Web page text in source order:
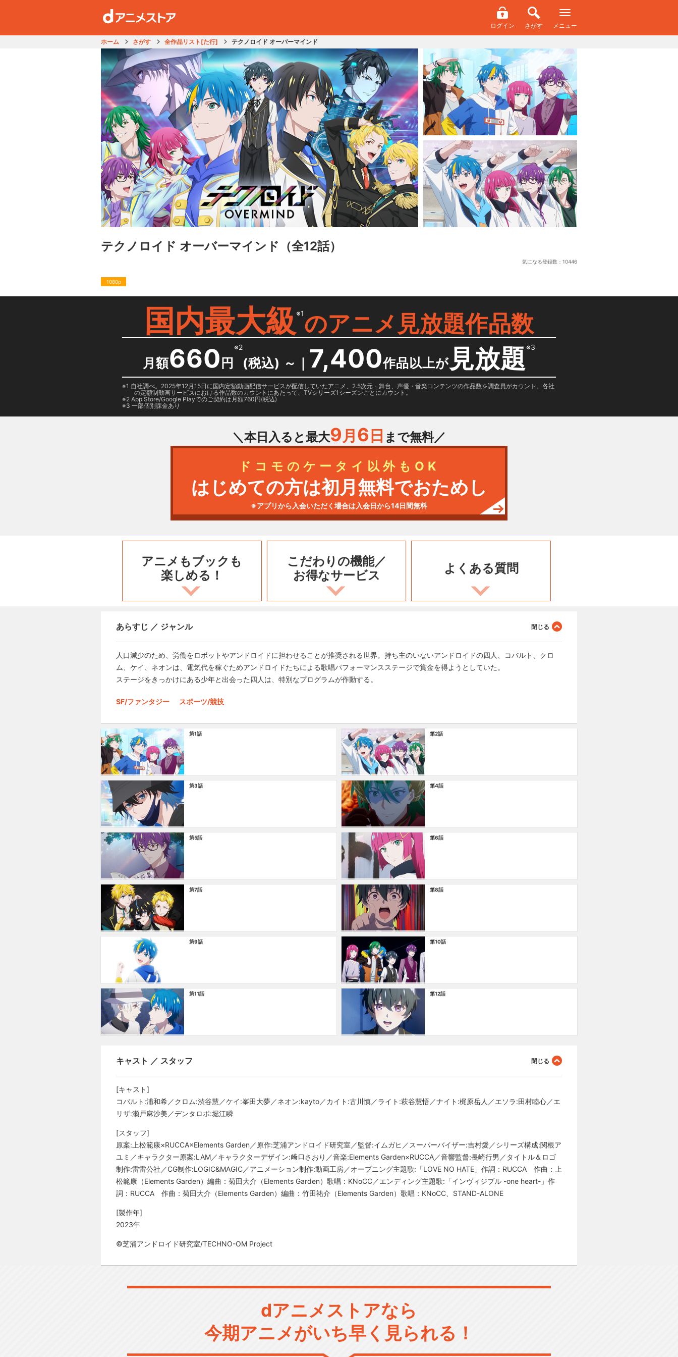
ログイン さがす メニュー
ホーム さがす 全作品リスト[た行] テクノロイド オーバーマインド
テクノロイド オーバーマインド （全12話）
気になる登録数： 10446
1080p
国内最大級 ※1のアニメ見放題作品数
月額660 円
※2
(税込) ～ ｜ 7,400作品以上が 見放題※3
1 自社調べ。2025年12月15日に国内定額動画配信サービスが配信していたアニメ、2.5次元・舞台、声優・音楽コンテンツの作品数を調査員がカウント。各社
の定額制動画サービスにおける作品数のカウントにあたって、TVシリーズ1シーズンごとにカウント。
2 App Store/Google Playでのご契約は月額760円(税込)
3 一部個別課金あり
＼本日入ると最大9月 6 日 まで無料／
ドコモのケータイ以外もOK
はじめての方は初月無料でおためし
※アプリから入会いただく場合は入会日から14日間無料
アニメもブックも
楽しめる！
こだわりの機能／
お得なサービス
よくある質問
あらすじ ／ ジャンル
人口減少のため、労働をロボットやアンドロイドに担わせることが推奨される世界。持ち主のいないアンドロイドの四人、コバルト、クロ
ム、ケイ、ネオンは、電気代を稼ぐためアンドロイドたちによる歌唱パフォーマンスステージで賞金を得ようとしていた。
ステージをきっかけにある少年と出会った四人は、特別なプログラムが作動する。
SF/ファンタジー スポーツ/競技
第1話 第2話
第3話 第4話
第5話 第6話
第7話 第8話
第9話 第10話
第11話 第12話
キャスト ／ スタッフ
[キャスト]
コバルト:浦和希／クロム:渋谷慧／ケイ:峯田大夢／ネオン:kayto／カイト:古川慎／ライト:萩谷慧悟／ナイト:梶原岳人／エソラ:田村睦心／エ
リザ:瀬戸麻沙美／デンタロボ:堀江瞬
[スタッフ]
原案:上松範康×RUCCA×Elements Garden／原作:芝浦アンドロイド研究室／監督:イムガヒ／スーパーバイザー:吉村愛／シリーズ構成:関根ア
ユミ／キャラクター原案:LAM／キャラクターデザイン:﨑口さおり／音楽:Elements Garden×RUCCA／音響監督:長崎行男／タイトル＆ロゴ
制作:雷雷公社／CG制作:LOGIC&MAGIC／アニメーション制作:動画工房／オープニング主題歌:「LOVE NO HATE」作詞：RUCCA 作曲：上
松範康（Elements Garden）編曲：菊田大介（Elements Garden）歌唱：KNoCC／エンディング主題歌:「インヴィジブル -one heart-」作
詞：RUCCA 作曲：菊田大介（Elements Garden）編曲：竹田祐介（Elements Garden）歌唱：KNoCC、STAND-ALONE
[製作年]
2023年
©芝浦アンドロイド研究室/TECHNO-OM Project
dアニメストアなら
今期アニメがいち早く見られる！